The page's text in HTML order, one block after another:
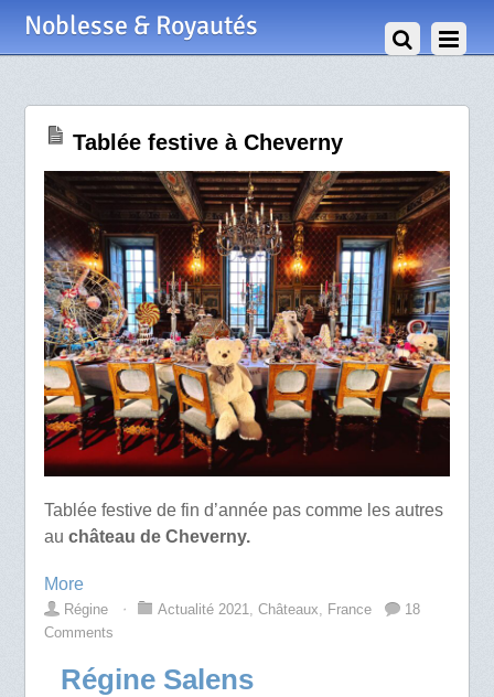
Noblesse & Royautés
Tablée festive à Cheverny
Tablée festive de fin d’année pas comme les autres
au château de Cheverny.
More
Régine ⋅ Actualité 2021, Châteaux, France
18
Comments
Régine Salens